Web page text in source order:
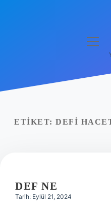
Yasal Uyarı
ETIKET: DEFI
DEF NE
Tarih: Eylül 21, 2024